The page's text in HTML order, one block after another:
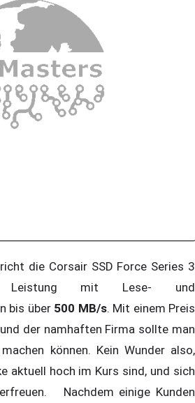
die Corsair SSD Force Series 3
Leistung mit Lese- und
bis über 500 MB/s. Mit einem Preis
und der namhaften Firma sollte man
können. Kein Wunder also,
aktuell hoch im Kurs sind, und sich
Nachdem einige Kunden